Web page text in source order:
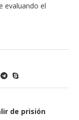
evaluando el
de prisión